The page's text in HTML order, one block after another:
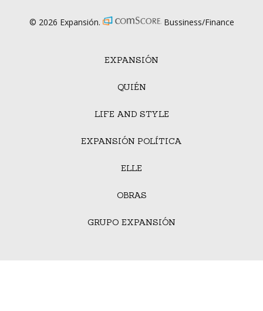
EXPANSIÓN
QUIÉN
LIFE AND STYLE
EXPANSIÓN POLÍTICA
ELLE
OBRAS
GRUPO EXPANSIÓN
© 2026 Expansión. Bussiness/Finance